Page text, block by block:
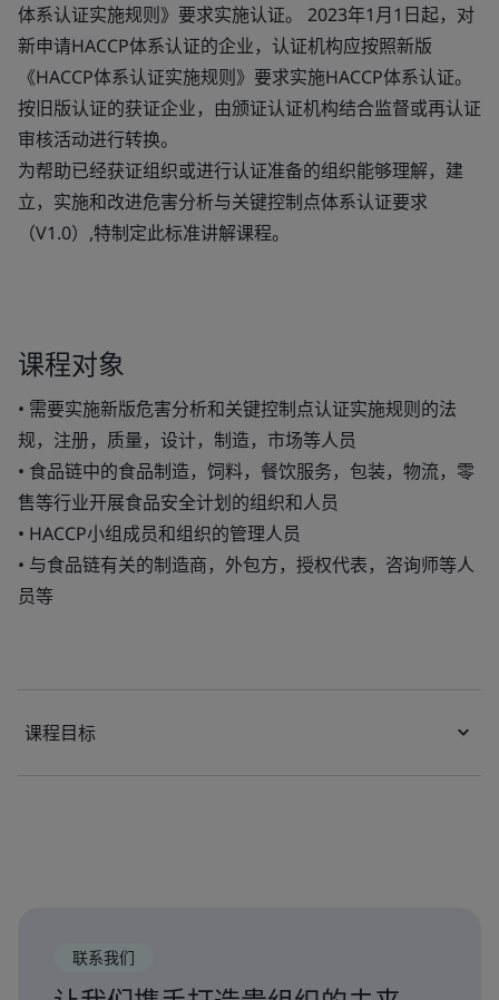
体系认证实施规则》要求实施认证。 2023年1月1日起，对
新申请HACCP体系认证的企业，认证机构应按照新版
《HACCP体系认证实施规则》要求实施HACCP体系认证。
按旧版认证的获证企业，由颁证认证机构结合监督或再认证
审核活动进行转换。
为帮助已经获证组织或进行认证准备的组织能够理解，建
立，实施和改进危害分析与关键控制点体系认证要求
（V1.0）,特制定此标准讲解课程。
课程对象
• 需要实施新版危害分析和关键控制点认证实施规则的法
规，注册，质量，设计，制造，市场等人员
• 食品链中的食品制造，饲料，餐饮服务，包装，物流，零
售等行业开展食品安全计划的组织和人员
• HACCP小组成员和组织的管理人员
• 与食品链有关的制造商，外包方，授权代表，咨询师等人
员等
课程目标
联系我们